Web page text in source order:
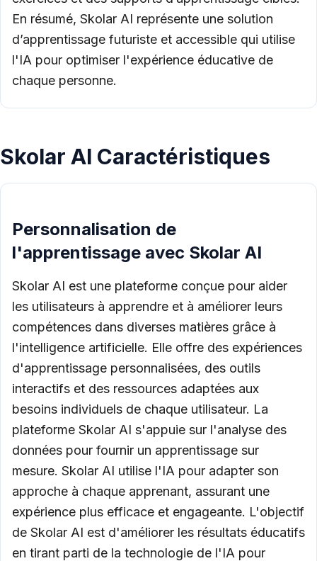
En résumé, Skolar AI représente une solution
d’apprentissage futuriste et accessible qui utilise
l'IA pour optimiser l'expérience éducative de
chaque personne.
Skolar AI Caractéristiques
Personnalisation de
l'apprentissage avec Skolar AI
Skolar AI est une plateforme conçue pour aider
les utilisateurs à apprendre et à améliorer leurs
compétences dans diverses matières grâce à
l'intelligence artificielle. Elle offre des expériences
d'apprentissage personnalisées, des outils
interactifs et des ressources adaptées aux
besoins individuels de chaque utilisateur. La
plateforme Skolar AI s'appuie sur l'analyse des
données pour fournir un apprentissage sur
mesure. Skolar AI utilise l'IA pour adapter son
approche à chaque apprenant, assurant une
expérience plus efficace et engageante. L'objectif
de Skolar AI est d'améliorer les résultats éducatifs
en tirant parti de la technologie de l'IA pour